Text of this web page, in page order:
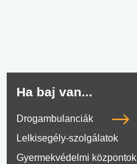
Ha baj van...
Drogambulanciák
Lelkisegély-szolgálatok
Gyermekvédelmi központok